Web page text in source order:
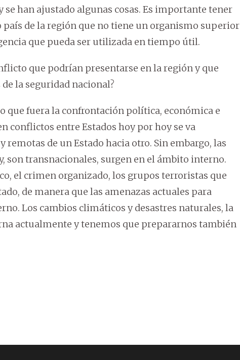
han ajustado algunas cosas. Es importante tener
de la región que no tiene un organismo superior
que pueda ser utilizada en tiempo útil.
que podrían presentarse en la región y que
la seguridad nacional?
que fuera la confrontación política, económica e
conflictos entre Estados hoy por hoy se va
de un Estado hacia otro. Sin embargo, las
son transnacionales, surgen en el ámbito interno.
el crimen organizado, los grupos terroristas que
de manera que las amenazas actuales para
Los cambios climáticos y desastres naturales, la
actualmente y tenemos que prepararnos también